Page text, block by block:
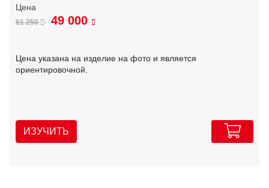
61 250 49 000
Цена указана на изделие на фото и является
ориентировочной.
ИЗУЧИТЬ